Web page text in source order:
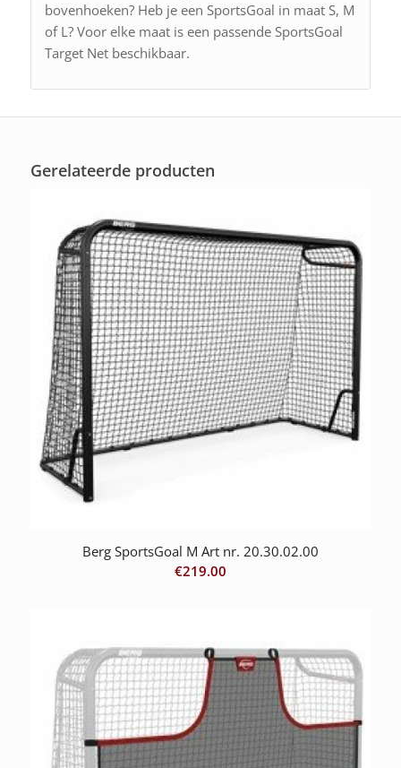
bovenhoeken? Heb je een SportsGoal in maat S, M
of L? Voor elke maat is een passende SportsGoal
Target Net beschikbaar.
Gerelateerde producten
Berg SportsGoal M Art nr. 20.30.02.00
€219.00